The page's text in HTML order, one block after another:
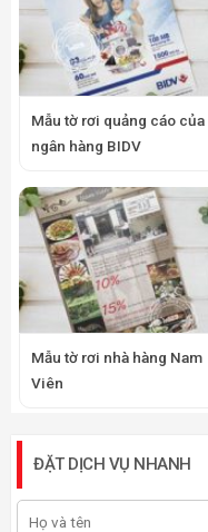
Mẫu tờ rơi quảng cáo của
ngân hàng BIDV
Mẫu tờ rơi nhà hàng Nam
Viên
ĐẶT DỊCH VỤ NHANH